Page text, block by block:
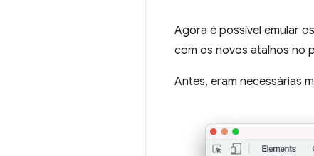
Agora é possível emular
com os novos atalhos no
Antes, eram necessárias